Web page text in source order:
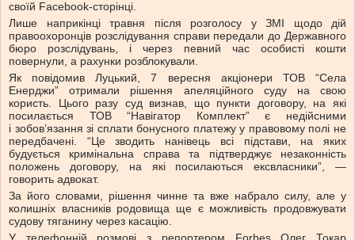
своїй Facebook-сторінці.
Лише наприкінці травня після розголосу у ЗМІ щодо дій
правоохоронців розслідування справи передали до Державного
бюро розслідувань, і через певний час особисті кошти
повернули, а рахунки розблокували.
Як повідомив Луцький, 7 вересня акціонери ТОВ “Села
Енерджи” отримали рішення апеляційного суду на свою
користь. Цього разу суд визнав, що пункти договору, на які
посилається ТОВ “Навігатор Комплект” є недійсними
і зобов’язання зі сплати бонусного платежу у правовому полі не
передбачені. “Це зводить нанівець всі підстави, на яких
будується кримінальна справа та підтверджує незаконність
положень договору, на які посилаються ексвласники”, —
говорить адвокат.
За його словами, рішення чинне та вже набрало силу, але у
колишніх власників родовища ще є можливість продовжувати
судову тяганину через касацію.